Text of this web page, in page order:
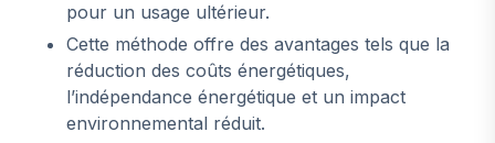
pour un usage ultérieur.
Cette méthode offre des avantages tels que la
réduction des coûts énergétiques,
l’indépendance énergétique et un impact
environnemental réduit.